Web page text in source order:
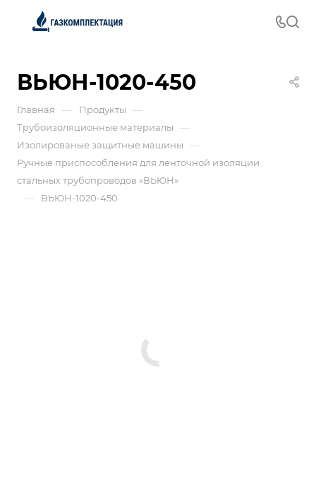
ВЬЮН-1020-450
Главная — Продукты —
Трубоизоляционные материалы —
Изолированые защитные машины —
Ручные приспособления для ленточной изоляции
стальных трубопроводов «ВЬЮН»
— ВЬЮН-1020-450